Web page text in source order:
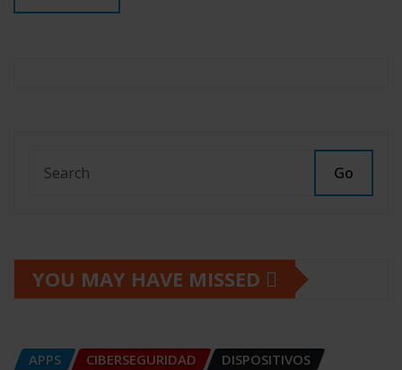
Go
YOU MAY HAVE MISSED
APPS CIBERSEGURIDAD
DISPOSITIVOS